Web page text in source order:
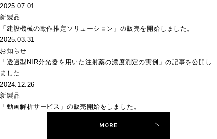
2025.07.01
新製品
「建設機械の動作推定ソリューション」の販売を開始しました。
2025.03.31
お知らせ
「透過型NIR分光器を用いた注射薬の濃度測定の実例」の記事を公開し
ました
2024.12.26
新製品
「動画解析サービス」の販売開始をしました。
MORE